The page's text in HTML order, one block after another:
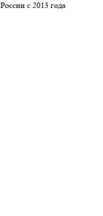
с 2013 года